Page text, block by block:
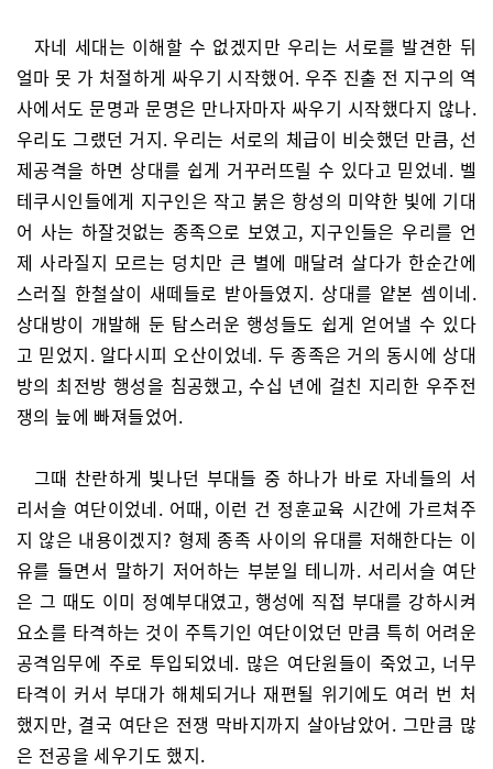
자네 세대는 이해할 수 없겠지만 우리는 서로를 발견한 뒤
얼마 못 가 처절하게 싸우기 시작했어. 우주 진출 전 지구의 역
사에서도 문명과 문명은 만나자마자 싸우기 시작했다지 않나.
우리도 그랬던 거지. 우리는 서로의 체급이 비슷했던 만큼, 선
제공격을 하면 상대를 쉽게 거꾸러뜨릴 수 있다고 믿었네. 벨
테쿠시인들에게 지구인은 작고 붉은 항성의 미약한 빛에 기대
어 사는 하잘것없는 종족으로 보였고, 지구인들은 우리를 언
제 사라질지 모르는 덩치만 큰 별에 매달려 살다가 한순간에
스러질 한철살이 새떼들로 받아들였지. 상대를 얕본 셈이네.
상대방이 개발해 둔 탐스러운 행성들도 쉽게 얻어낼 수 있다
고 믿었지. 알다시피 오산이었네. 두 종족은 거의 동시에 상대
방의 최전방 행성을 침공했고, 수십 년에 걸친 지리한 우주전
쟁의 늪에 빠져들었어.
그때 찬란하게 빛나던 부대들 중 하나가 바로 자네들의 서
리서슬 여단이었네. 어때, 이런 건 정훈교육 시간에 가르쳐주
지 않은 내용이겠지? 형제 종족 사이의 유대를 저해한다는 이
유를 들면서 말하기 저어하는 부분일 테니까. 서리서슬 여단
은 그 때도 이미 정예부대였고, 행성에 직접 부대를 강하시켜
요소를 타격하는 것이 주특기인 여단이었던 만큼 특히 어려운
공격임무에 주로 투입되었네. 많은 여단원들이 죽었고, 너무
타격이 커서 부대가 해체되거나 재편될 위기에도 여러 번 처
했지만, 결국 여단은 전쟁 막바지까지 살아남았어. 그만큼 많
은 전공을 세우기도 했지.